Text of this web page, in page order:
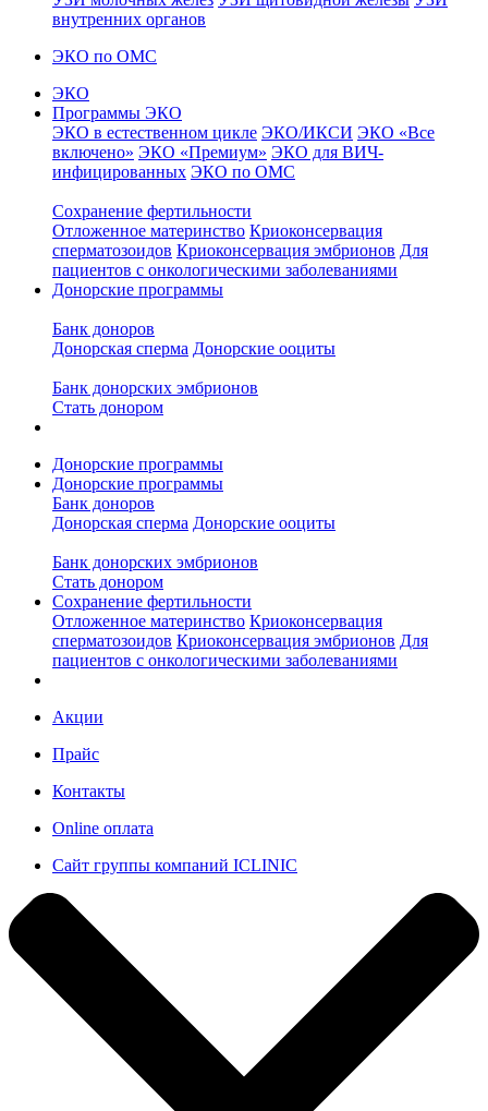
внутренних органов
ЭКО по ОМС
ЭКО
Программы ЭКО
ЭКО в естественном цикле ЭКО/ИКСИ ЭКО «Все
включено» ЭКО «Премиум» ЭКО для ВИЧ-
инфицированных ЭКО по ОМС
Сохранение фертильности
Отложенное материнство Криоконсервация
сперматозоидов Криоконсервация эмбрионов Для
пациентов с онкологическими заболеваниями
Донорские программы
Банк доноров
Донорская сперма Донорские ооциты
Банк донорских эмбрионов
Стать донором
Донорские программы
Донорские программы
Банк доноров
Донорская сперма Донорские ооциты
Банк донорских эмбрионов
Стать донором
Сохранение фертильности
Отложенное материнство Криоконсервация
сперматозоидов Криоконсервация эмбрионов Для
пациентов с онкологическими заболеваниями
Акции
Прайс
Контакты
Online оплата
Сайт группы компаний ICLINIC